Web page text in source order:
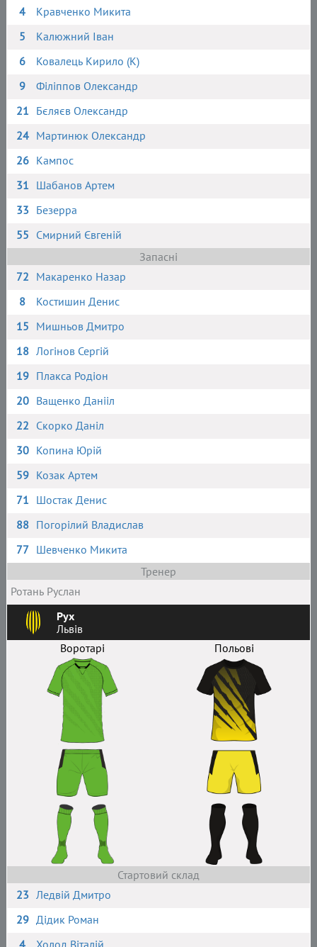
4
Кравченко Микита
5
Калюжний Іван
6
Ковалець Кирило (К)
9
Філіппов Олександр
21 Бєляєв Олександр
24 Мартинюк Олександр
26 Кампос
31 Шабанов Артем
33 Безерра
55 Смирний Євгеній
Запасні
72 Макаренко Назар
8
Костишин Денис
15 Мишньов Дмитро
18 Логінов Сергій
19 Плакса Родіон
20 Ващенко Данііл
22 Скорко Даніл
30 Копина Юрій
59 Козак Артем
71 Шостак Денис
88 Погорілий Владислав
77 Шевченко Микита
Тренер
Ротань Руслан
Рух
Львів
Воротарі
Польові
Стартовий склад
23 Ледвій Дмитро
29 Дідик Роман
4
Холод Віталій